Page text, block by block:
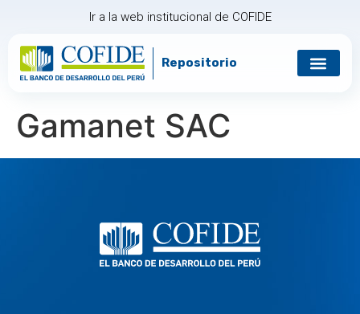
Ir a la web institucional de COFIDE
Repositorio
Gamanet SAC